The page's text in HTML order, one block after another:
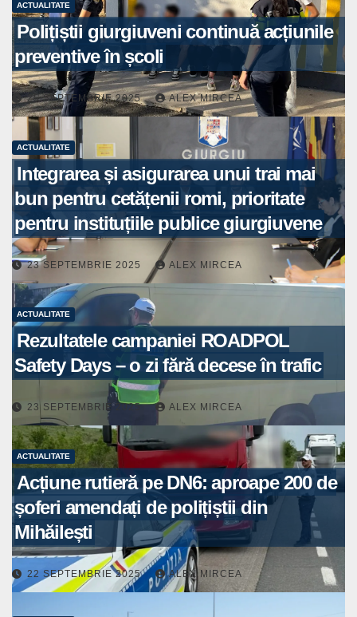
ACTUALITATE
Polițiștii giurgiuveni continuă acțiunile
preventive în școli
25 SEPTEMBRIE 2025 ALEX MIRCEA
ACTUALITATE
Integrarea și asigurarea unui trai mai
bun pentru cetățenii romi, prioritate
pentru instituțiile publice giurgiuvene
23 SEPTEMBRIE 2025 ALEX MIRCEA
ACTUALITATE
Rezultatele campaniei ROADPOL
Safety Days – o zi fără decese în trafic
23 SEPTEMBRIE 2025 ALEX MIRCEA
ACTUALITATE
Acțiune rutieră pe DN6: aproape 200 de
șoferi amendați de polițiștii din
Mihăilești
22 SEPTEMBRIE 2025 ALEX MIRCEA